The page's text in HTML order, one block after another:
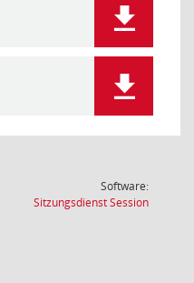
Software:
SitzungsdienstSession(Wird in